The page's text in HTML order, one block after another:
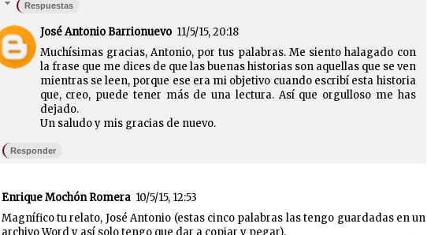
Respuestas
José Antonio Barrionuevo 11/5/15, 20:18
Muchísimas gracias, Antonio, por tus palabras. Me siento halagado con
la frase que me dices de que las buenas historias son aquellas que se ven
mientras se leen, porque ese era mi objetivo cuando escribí esta historia
que, creo, puede tener más de una lectura. Así que orgulloso me has
dejado.
Un saludo y mis gracias de nuevo.
Responder
Enrique Mochón Romera 10/5/15, 12:53
Magnífico tu relato, José Antonio (estas cinco palabras las tengo guardadas en un
archivo Word y así solo tengo que dar a copiar y pegar).